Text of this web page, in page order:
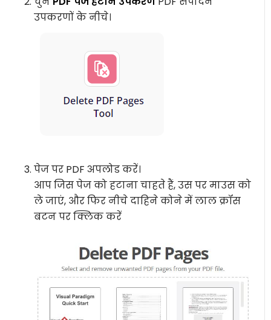
उपकरणों के नीचे।
पेज पर PDF अपलोड करें।
आप जिस पेज को हटाना चाहते हैं, उस पर माउस को
ले जाएं, और फिर नीचे दाहिने कोने में लाल क्रॉस
बटन पर क्लिक करें